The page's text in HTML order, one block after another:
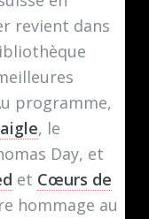
revient dans
programme,
, le
Day, et
et Cœurs de
hommage au